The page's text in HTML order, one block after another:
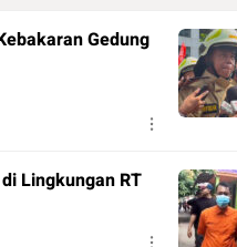
Gedung
Lingkungan RT